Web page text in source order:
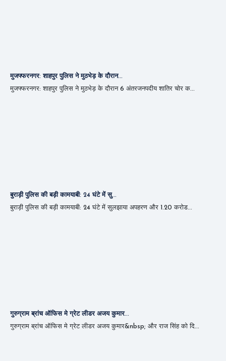
मुजफ्फरनगर: शाहपुर पुलिस ने मुठभेड़ के दौरान...
मुजफ्फरनगर: शाहपुर पुलिस ने मुठभेड़ के दौरान 6 अंतरजनपदीय शातिर चोर क...
बुराड़ी पुलिस की बड़ी कामयाबी: 24 घंटे में सु...
बुराड़ी पुलिस की बड़ी कामयाबी: 24 घंटे में सुलझाया अपहरण और 1.20 करोड...
गुरुग्राम ब्रांच ऑफिस मे ग्रेट लीडर अजय कुमार...
गुरुग्राम ब्रांच ऑफिस मे ग्रेट लीडर अजय कुमार&nbsp; और राज सिंह को दि...